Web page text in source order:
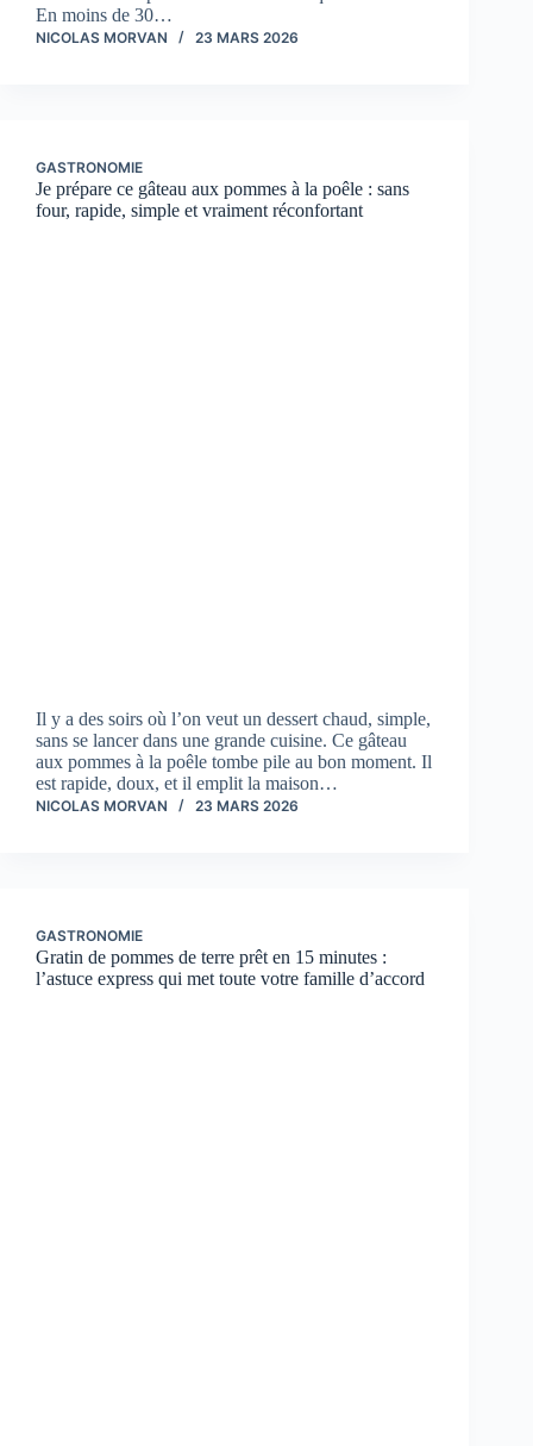
En moins de 30…
NICOLAS MORVAN 23 MARS 2026
GASTRONOMIE
Je prépare ce gâteau aux pommes à la poêle : sans
four, rapide, simple et vraiment réconfortant
Il y a des soirs où l’on veut un dessert chaud, simple,
sans se lancer dans une grande cuisine. Ce gâteau
aux pommes à la poêle tombe pile au bon moment. Il
est rapide, doux, et il emplit la maison…
NICOLAS MORVAN 23 MARS 2026
GASTRONOMIE
Gratin de pommes de terre prêt en 15 minutes :
l’astuce express qui met toute votre famille d’accord